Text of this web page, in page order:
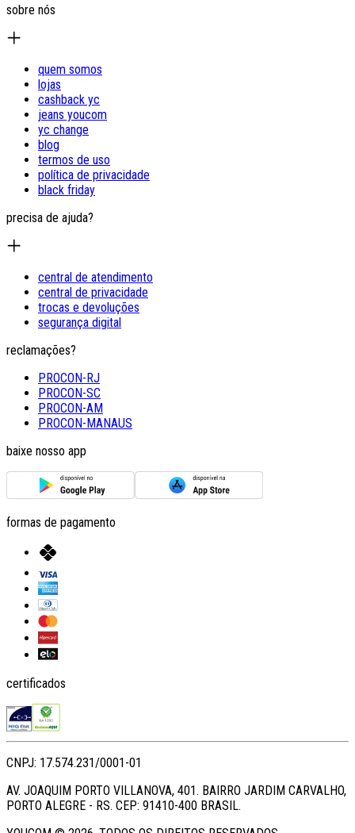
sobre nós
quem somos
lojas
cashback yc
jeans youcom
yc change
blog
termos de uso
política de privacidade
black friday
precisa de ajuda?
central de atendimento
central de privacidade
trocas e devoluções
segurança digital
reclamações?
PROCON-RJ
PROCON-SC
PROCON-AM
PROCON-MANAUS
baixe nosso app
formas de pagamento
certificados
CNPJ: 17.574.231/0001-01
AV. JOAQUIM PORTO VILLANOVA, 401. BAIRRO JARDIM CARVALHO,
PORTO ALEGRE - RS. CEP: 91410-400 BRASIL.